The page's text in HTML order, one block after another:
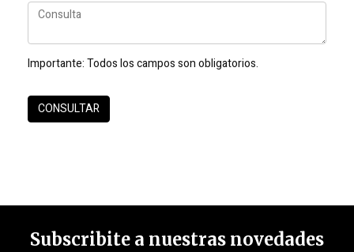
Importante:Todos los campos son obligatorios.
Subscribite a nuestras novedades